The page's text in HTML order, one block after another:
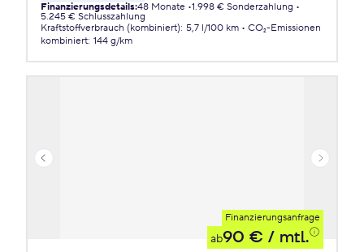
Finanzierungsdetails:48 Monate 1.998 € Sonderzahlung
5.245 € Schlusszahlung
Kraftstoffverbrauch (kombiniert): 5,7 l/100 km
CO₂-Emissionen
kombiniert: 144 g/km
Finanzierungsanfrage
ab90 € / mtl.